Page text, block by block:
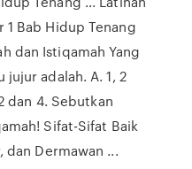
1 Bab Hidup Tenang
dan Istiqamah Yang
adalah. A. 1, 2
dan 4. Sebutkan
Sifat-Sifat Baik
dan Dermawan ...